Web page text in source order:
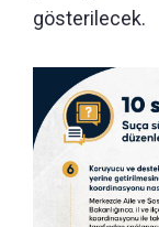
gösterilecek.